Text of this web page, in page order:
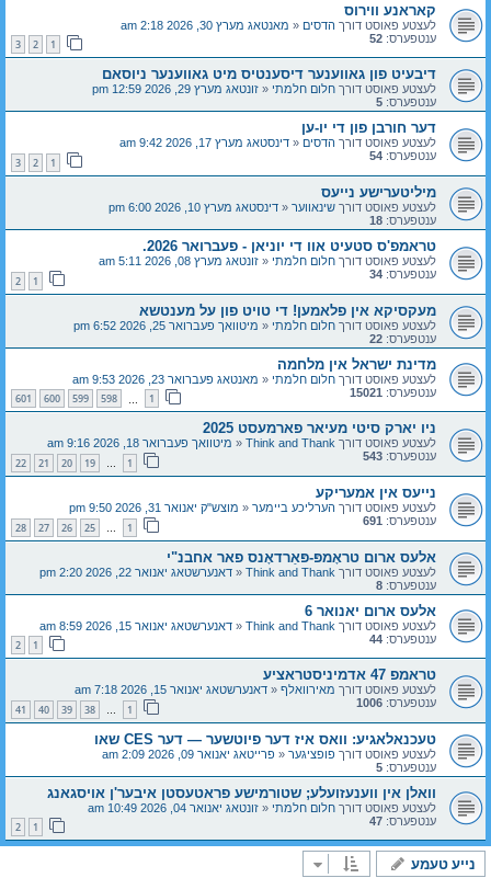
קאראנע ווירוס
לעצטע פאוסט דורך הדסים « מאנטאג מערץ 30, 2026 2:18 am
ענטפערס: 52
1
2
3
דיבעיט פון גאווענער דיסענטיס מיט גאווענער ניוסאם
לעצטע פאוסט דורך חלום חלמתי « זונטאג מערץ 29, 2026 12:59 pm
ענטפערס: 5
דער חורבן פון די יו-ען
לעצטע פאוסט דורך הדסים « דינסטאג מערץ 17, 2026 9:42 am
ענטפערס: 54
1
2
3
מיליטערישע נייעס
לעצטע פאוסט דורך שינאווער « דינסטאג מערץ 10, 2026 6:00 pm
ענטפערס: 18
טראמפ'ס סטעיט אוו די יוניאן - פעברואר 2026.
לעצטע פאוסט דורך חלום חלמתי « זונטאג מערץ 08, 2026 5:11 am
ענטפערס: 34
1
2
מעקסיקא אין פלאמען! די טויט פון על מענטשא
לעצטע פאוסט דורך חלום חלמתי « מיטוואך פעברואר 25, 2026 6:52 pm
ענטפערס: 22
מדינת ישראל אין מלחמה
לעצטע פאוסט דורך חלום חלמתי « מאנטאג פעברואר 23, 2026 9:53 am
ענטפערס: 15021
1
598
599
600
601
ניו יארק סיטי מעיאר פארמעסט 2025
לעצטע פאוסט דורך Think and Thank
« מיטוואך פעברואר 18, 2026 9:16 am
ענטפערס: 543
1
…
19
20
21
22
נייעס אין אמעריקע
לעצטע פאוסט דורך הערליכע ביימער « מוצש"ק יאנואר 31, 2026 9:50 pm
ענטפערס: 691
1
25
26
27
28
אלעס ארום טראָמפּ-פּאַרדאָנס פאר אחבנ"י
לעצטע פאוסט דורך Think and Thank
« דאנערשטאג יאנואר 22, 2026 2:20 pm
ענטפערס: 8
אלעס ארום יאנואר 6
לעצטע פאוסט דורך Think and Thank
« דאנערשטאג יאנואר 15, 2026 8:59 am
ענטפערס: 44
1
2
טראמפ 47 אדמיניסטראציע
לעצטע פאוסט דורך מאירוואלף « דאנערשטאג יאנואר 15, 2026 7:18 am
ענטפערס: 1006
1
…
38
39
40
41
טעכנאלאגיע: וואס איז דער פיוטשער — דער CES שאו
לעצטע פאוסט דורך פופציגער « פרייטאג יאנואר 09, 2026 2:09 am
ענטפערס: 5
וואלן אין ווענעזועלע; שטורמישע פראטעסטן איבער'ן אויסגאנג
לעצטע פאוסט דורך חלום חלמתי « זונטאג יאנואר 04, 2026 10:49 am
ענטפערס: 47
1
2
נייע טעמע